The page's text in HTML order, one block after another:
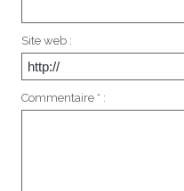
Site web :
Commentaire * :